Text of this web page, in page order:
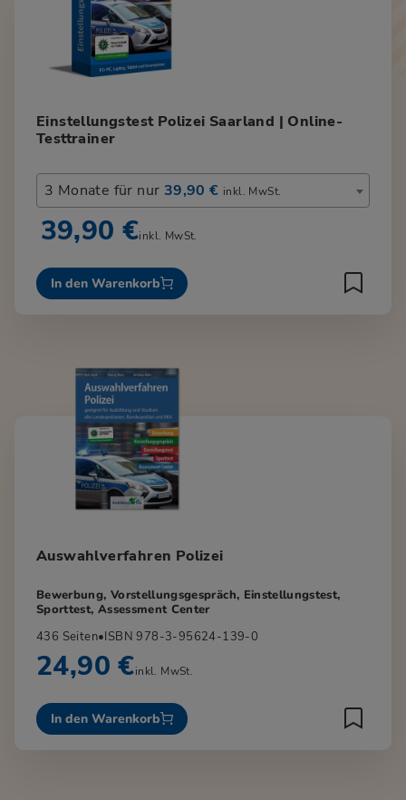
Einstellungstest Polizei Saarland | Online-
Testtrainer
3 Monate für nur 39,90 € inkl. MwSt.
39,90 €inkl. MwSt.
In den Warenkorb
Auswahlverfahren Polizei
Bewerbung, Vorstellungsgespräch, Einstellungstest,
Sporttest, Assessment Center
436 Seiten•ISBN 978-3-95624-139-0
24,90 €inkl. MwSt.
In den Warenkorb